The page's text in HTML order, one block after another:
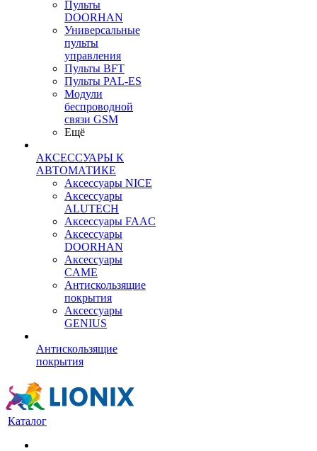
Пульты
DOORHAN
Универсальные
пульты
управления
Пульты BFT
Пульты PAL-ES
Модули
беспроводной
связи GSM
Ещё
АКСЕССУАРЫ К
АВТОМАТИКЕ
Аксессуары NICE
Аксессуары
ALUTECH
Аксессуары FAAC
Аксессуары
DOORHAN
Аксессуары
CAME
Антискользящие
покрытия
Аксессуары
GENIUS
Антискользящие
покрытия
Каталог